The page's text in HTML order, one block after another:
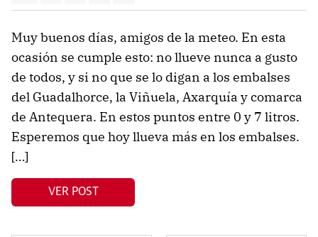
Muy buenos días, amigos de la meteo. En esta
ocasión se cumple esto: no llueve nunca a gusto
de todos, y si no que se lo digan a los embalses
del Guadalhorce, la Viñuela, Axarquía y comarca
de Antequera. En estos puntos entre 0 y 7 litros.
Esperemos que hoy llueva más en los embalses.
[…]
VER POST